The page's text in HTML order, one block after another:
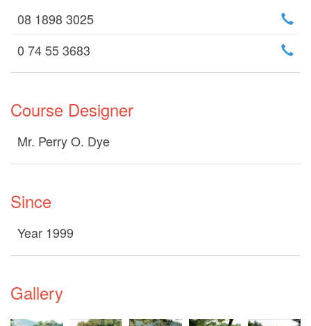
08 1898 3025
0 74 55 3683
Course Designer
Mr. Perry O. Dye
Since
Year 1999
Gallery